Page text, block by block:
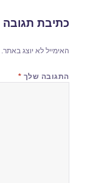
כתיבת תגובה
האימייל לא יוצג באתר.
התגובה שלך *